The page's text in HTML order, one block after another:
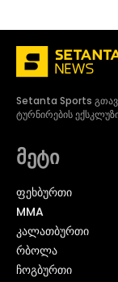
Setanta Sports
ტურნირების
მეტი
ᲤᲔᲮᲑᲣᲠᲗᲘ
MMA
ᲙᲐᲚᲐᲗᲑᲣᲠᲗᲘ
ᲠᲑᲝᲚᲐ
ᲩᲝᲒᲑᲣᲠᲗᲘ